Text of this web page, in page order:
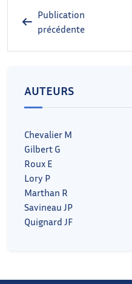
Publication
précédente
AUTEURS
Chevalier M
Gilbert G
Roux E
Lory P
Marthan R
Savineau JP
Quignard JF